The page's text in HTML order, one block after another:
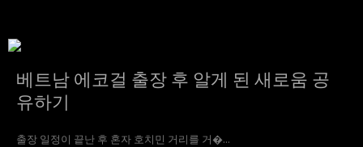
베트남 에코걸 출장 후 알게 된 새로움 공
유하기
출장 일정이 끝난 후 혼자 호치민 거리를 거�...